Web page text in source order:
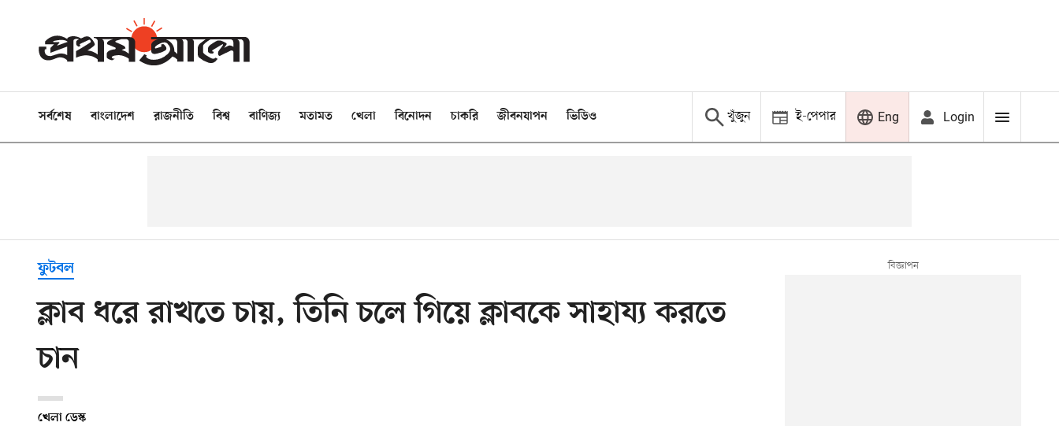
সর্বশেষ বাংলাদেশ রাজনীতি বিশ্ব বাণিজ্য মতামত খেলা বিনোদন চাকরি জীবনযাপন ভিডিও খুঁজুন ই-পেপার Eng Login
ফুটবল
ক্লাব ধরে রাখতে চায়, তিনি চলে গিয়ে ক্লাবকে সাহায্য করতে
চান
খেলা ডেস্ক